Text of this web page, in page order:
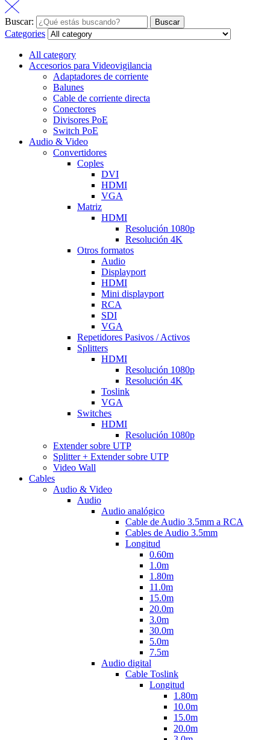
Buscar: Buscar
Categories
All category
Accesorios para Videovigilancia
Adaptadores de corriente
Balunes
Cable de corriente directa
Conectores
Divisores PoE
Switch PoE
Audio & Video
Convertidores
Coples
DVI
HDMI
VGA
Matriz
HDMI
Resolución 1080p
Resolución 4K
Otros formatos
Audio
Displayport
HDMI
Mini displayport
RCA
SDI
VGA
Repetidores Pasivos / Activos
Splitters
HDMI
Resolución 1080p
Resolución 4K
Toslink
VGA
Switches
HDMI
Resolución 1080p
Extender sobre UTP
Splitter + Extender sobre UTP
Video Wall
Cables
Audio & Video
Audio
Audio analógico
Cable de Audio 3.5mm a RCA
Cables de Audio 3.5mm
Longitud
0.60m
1.0m
1.80m
11.0m
15.0m
20.0m
3.0m
30.0m
5.0m
7.5m
Audio digital
Cable Toslink
Longitud
1.80m
10.0m
15.0m
20.0m